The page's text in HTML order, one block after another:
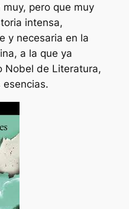
pero que muy
intensa,
y necesaria en la
a la que ya
Nobel de Literatura,